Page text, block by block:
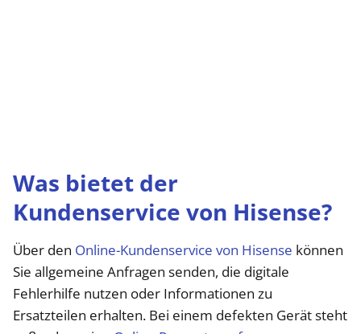
Was bietet der
Kundenservice von Hisense?
Über den Online-Kundenservice von Hisense können
Sie allgemeine Anfragen senden, die digitale
Fehlerhilfe nutzen oder Informationen zu
Ersatzteilen erhalten. Bei einem defekten Gerät steht